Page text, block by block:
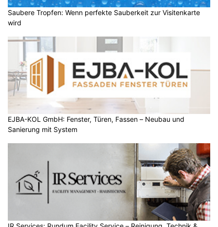
Saubere Tropfen: Wenn perfekte Sauberkeit zur Visitenkarte
wird
EJBA-KOL GmbH: Fenster, Türen, Fassen – Neubau und
Sanierung mit System